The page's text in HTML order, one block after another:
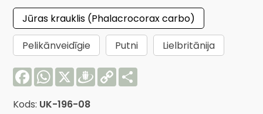
Jūras krauklis (Phalacrocorax carbo)
Pelikānveidīgie
Putni
Lielbritānija
FacebookWhatsApp
X Draugiem
Copy
Link
Kods: UK-196-08